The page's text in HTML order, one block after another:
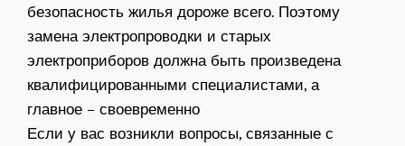
безопасность жилья дороже всего. Поэтому
замена электропроводки и старых
электроприборов должна быть произведена
квалифицированными специалистами, а
главное – своевременно
Если у вас возникли вопросы, связанные с